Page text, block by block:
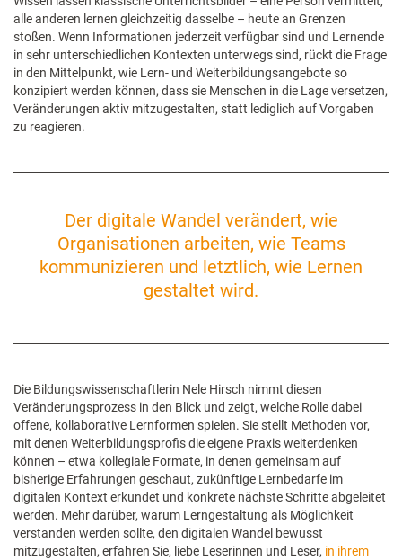
alle anderen lernen gleichzeitig dasselbe – heute an Grenzen
stoßen. Wenn Informationen jederzeit verfügbar sind und Lernende
in sehr unterschiedlichen Kontexten unterwegs sind, rückt die Frage
in den Mittelpunkt, wie Lern- und Weiterbildungsangebote so
konzipiert werden können, dass sie Menschen in die Lage versetzen,
Veränderungen aktiv mitzugestalten, statt lediglich auf Vorgaben
zu reagieren.
Der digitale Wandel verändert, wie
Organisationen arbeiten, wie Teams
kommunizieren und letztlich, wie Lernen
gestaltet wird.
Die Bildungswissenschaftlerin Nele Hirsch nimmt diesen
Veränderungsprozess in den Blick und zeigt, welche Rolle dabei
offene, kollaborative Lernformen spielen. Sie stellt Methoden vor,
mit denen Weiterbildungsprofis die eigene Praxis weiterdenken
können – etwa kollegiale Formate, in denen gemeinsam auf
bisherige Erfahrungen geschaut, zukünftige Lernbedarfe im
digitalen Kontext erkundet und konkrete nächste Schritte abgeleitet
werden. Mehr darüber, warum Lerngestaltung als Möglichkeit
verstanden werden sollte, den digitalen Wandel bewusst
mitzugestalten, erfahren Sie, liebe Leserinnen und Leser, in ihrem